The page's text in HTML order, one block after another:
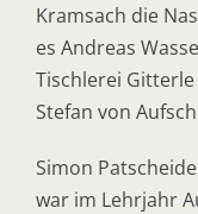
Kramsach die
es Andreas
Tischlerei
Stefan von
Simon
war im Lehrjahr